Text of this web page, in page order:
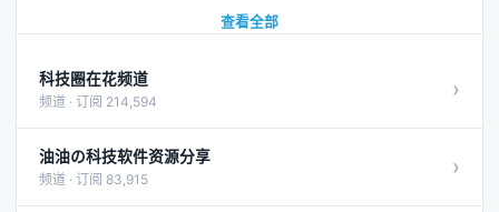
查看全部
科技圈在花频道
频道 · 订阅 214,594 ›
油油の科技软件资源分享
频道 · 订阅 83,915 ›